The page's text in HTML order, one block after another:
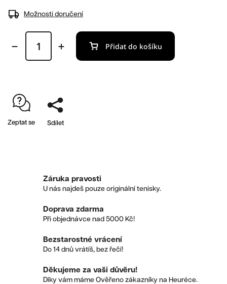
Možnosti doručení
Přidat do košíku
Zeptat se Sdílet
Záruka pravosti
U nás najdeš pouze originální tenisky.
Doprava zdarma
Při objednávce nad 5000 Kč!
Bezstarostné vrácení
Do 14 dnů vrátíš, bez řečí!
Děkujeme za vaši důvěru!
Díky vám máme Ověřeno zákazníky na Heuréce.